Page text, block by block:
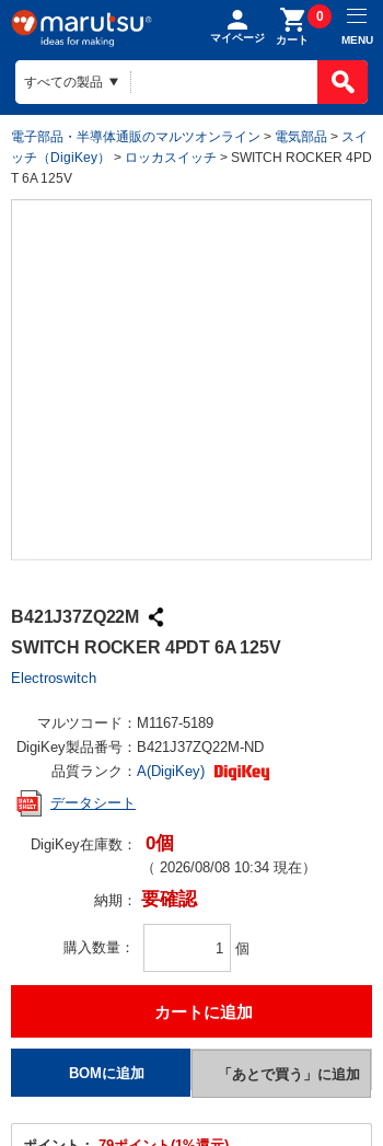
マイページ カート
0
MENU
電子部品・半導体通販のマルツオンライン > 電気部品 > スイ
ッチ（DigiKey）
> ロッカスイッチ > SWITCH ROCKER 4PD
T 6A 125V
B421J37ZQ22M
SWITCH ROCKER 4PDT 6A 125V
Electroswitch
マルツコード： M1167-5189
DigiKey製品番号： B421J37ZQ22M-ND
品質ランク： A(DigiKey)
データシート
DigiKey在庫数： 0個
（ 2026/08/08 10:34 現在）
納期： 要確認
購入数量 個